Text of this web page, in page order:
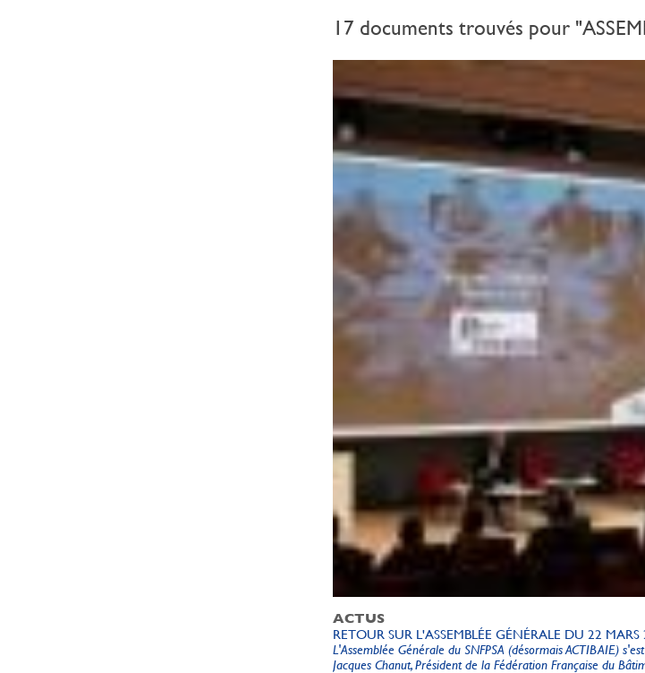
17 documents trouvés pour
ACTUS
RETOUR SUR L'ASSEMBLÉE GÉNÉRALE DU 22 MARS
L'Assemblée Générale du SNFPSA (désormais ACTIBAIE)
Jacques Chanut, Président de la Fédération Française du